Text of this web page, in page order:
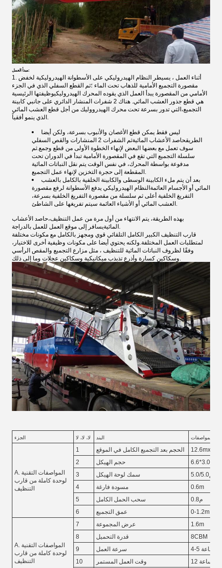
مبدأ العمل:
1. أثناء العمل ، يسيطر النظام الهيدروليكي على الأسطوانة الهيدروليكية لخفض
مقصورة التجميع الأمامية للذهاب تحت الماء ؛ثم القطع السفلي الذي في الجزء
الأمامي من المقصورة يبدأ العمل الذي يقوده المحرك الهيدروليكيوظيفتها الرئيسية
هي قطع جذور العشب المائي. هناك 2 شفرات المنشار الدائري على جانبي كابينة
التجميع،التي تدور بسرعة تحت محرك الهيدرووليك من أجل قطع العشب المائي
الذي ينمو أفقياً.
ليس فقط يمكن قطع الأغصان والأنبوب بسرعة، ولكن أيضا
الطريقحاصد الأعشاب المائية
ثم الشفرات 2 المنشارات والقص السفلي
سوف تعمل مع بعضها البعض لإنهاء الخطوة الأولى من قطع وجمع.ثم
سلسلة التجميع التي تقع في المقصورة الأمامية تبدأ في الدوران تحت
مدفوعة بواسطة المحرك، في نفس الوقت يتم نقل النباتات المائية
المقطعة إلى حجرة التخزين لإنهاء عمل التجميع.
بعد أن يتم ملء الكابينة الوسطى والكابينة الخلفية بالكامل بالعشب
المائي أو الأجسام العائمةالنظام الهيدروليكي يدفع الأسطوانة لرفع مقصورة
التفريغ الخلفية أعلى ثم سلسلة من مقصورة التفريغ الخلفية بسرعة،
العشب المائي أو الأشياء العائمة سيتم تفريغها على الشاطئ.
بهذه الطريقة، يتم الانتهاء من أول مرة من عمل التنظيف،حاصد الأعشاب
المائية يسافر إلى موقع العمل للعمل بالدراجة.
قارب التنظيف الكبير الكامل التلقائي قوي ومجهز بالكامل مع مكونات مختلفة
لمتطلبات العمل المختلفة.ولكنه يحتوي أيضا على مكونات وظيفية أخرى للاختيار،
وفقًا لظروف النباتات المائية للتنظيف ، مثل مزارع التجميع والمقص الرأسي
وسكاكين كسارة وأذرع تذبذب ميكانيكية وسكاكين عجلات وما إلى ذلك.
الجزء لا، لا، لا البند المواصفات
A. المواصفات التقنية
لوحدة كاملة من قارب
التنظيف
1 الحجم بعد التجميع الكامل في الموقع
2
حجم الهيكل
3
سمك لوحة الهيكل
5.0/5.0ملم
4
مسودة فارغة
0.6m
5
سحب الحمل الكامل
0.8م
6
عمق التجميع 0-1.2m
A. المواصفات التقنية
لوحدة كاملة من قارب
التنظيف
7 عرض المجموعة
1.6m
8
قدرة التحميل
8CBM
9
سرعة العمل
الساعة
10
وقت العمل المستمر 12 ساعة